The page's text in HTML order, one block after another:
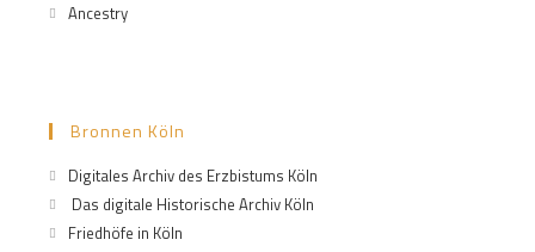
Ancestry
Bronnen Köln
Digitales Archiv des Erzbistums Köln
Das digitale Historische Archiv Köln
Friedhöfe in Köln